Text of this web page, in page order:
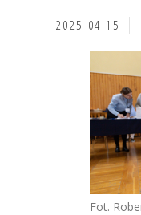
2025-04-15
Fot.